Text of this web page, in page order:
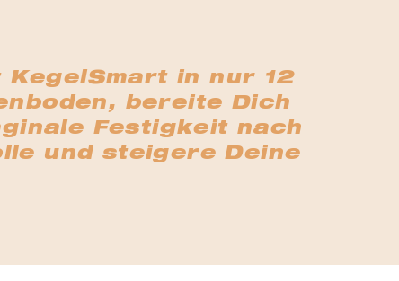
in nur 12
bereite Dich
Festigkeit nach
und steigere Deine